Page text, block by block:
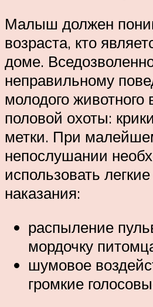
Малыш должен
возраста, кто
доме.
неправильному
молодого животного
половой охоты:
метки. При
непослушании
использовать
наказания:
распыление
мордочку
шумовое
громкие